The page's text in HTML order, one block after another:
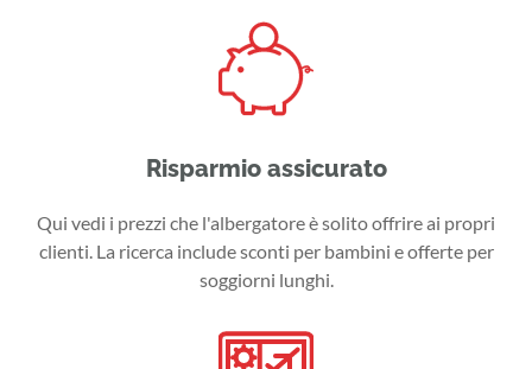
Risparmio assicurato
Qui vedi i prezzi che l'albergatore è solito offrire ai propri
clienti. La ricerca include sconti per bambini e offerte per
soggiorni lunghi.